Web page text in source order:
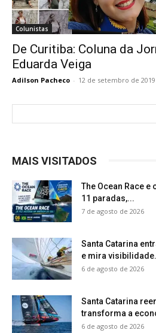
Colunistas
De Curitiba: Coluna da
Eduarda Veiga
Adilson Pacheco - 12 de setembro de 2019
MAIS VISITADOS
The Ocean Race
11 paradas,...
7 de agosto de 2026
Santa Catarina
e mira
6 de agosto de 2026
Santa Catarina
transforma a
6 de agosto de 2026